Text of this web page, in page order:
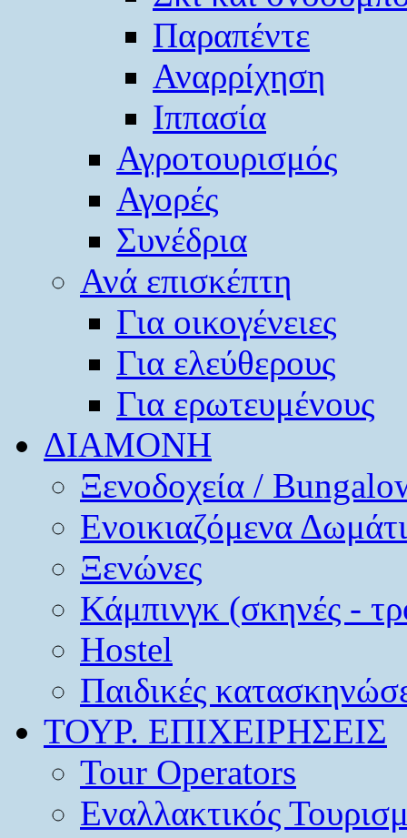
Παραπέντε
Αναρρίχηση
Ιππασία
Αγροτουρισμός
Αγορές
Συνέδρια
Ανά επισκέπτη
Για οικογένειες
Για ελεύθερους
Για ερωτευμένους
ΔΙΑΜΟΝΗ
Ξενοδοχεία /
Ενοικιαζόμενα
Ξενώνες
Κάμπινγκ (σκηνές -
Hostel
Παιδικές
ΤΟΥΡ. ΕΠΙΧΕΙΡΗΣΕΙΣ
Tour Operators
Εναλλακτικός